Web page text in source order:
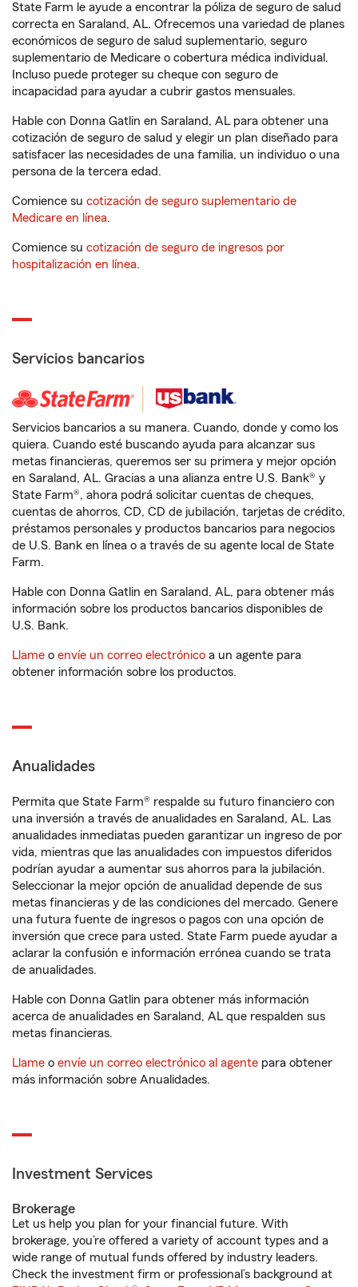
State Farm le ayude a encontrar la póliza de seguro de salud
correcta en Saraland, AL. Ofrecemos una variedad de planes
económicos de seguro de salud suplementario, seguro
suplementario de Medicare o cobertura médica individual.
Incluso puede proteger su cheque con seguro de
incapacidad para ayudar a cubrir gastos mensuales.
Hable con Donna Gatlin en Saraland, AL para obtener una
cotización de seguro de salud y elegir un plan diseñado para
satisfacer las necesidades de una familia, un individuo o una
persona de la tercera edad.
Comience su cotización de seguro suplementario de
Medicare en línea.
Comience su cotización de seguro de ingresos por
hospitalización en línea.
Servicios bancarios
Servicios bancarios a su manera. Cuando, donde y como los
quiera. Cuando esté buscando ayuda para alcanzar sus
metas financieras, queremos ser su primera y mejor opción
en Saraland, AL. Gracias a una alianza entre U.S. Bank® y
State Farm®, ahora podrá solicitar cuentas de cheques,
cuentas de ahorros, CD, CD de jubilación, tarjetas de crédito,
préstamos personales y productos bancarios para negocios
de U.S. Bank en línea o a través de su agente local de State
Farm.
Hable con Donna Gatlin en Saraland, AL, para obtener más
información sobre los productos bancarios disponibles de
U.S. Bank.
Llame o envíe un correo electrónico a un agente para
obtener información sobre los productos.
Anualidades
Permita que State Farm® respalde su futuro financiero con
una inversión a través de anualidades en Saraland, AL. Las
anualidades inmediatas pueden garantizar un ingreso de por
vida, mientras que las anualidades con impuestos diferidos
podrían ayudar a aumentar sus ahorros para la jubilación.
Seleccionar la mejor opción de anualidad depende de sus
metas financieras y de las condiciones del mercado. Genere
una futura fuente de ingresos o pagos con una opción de
inversión que crece para usted. State Farm puede ayudar a
aclarar la confusión e información errónea cuando se trata
de anualidades.
Hable con Donna Gatlin para obtener más información
acerca de anualidades en Saraland, AL que respalden sus
metas financieras.
Llame o envíe un correo electrónico al agente para obtener
más información sobre Anualidades.
Investment Services
Brokerage
Let us help you plan for your financial future. With
brokerage, you’re offered a variety of account types and a
wide range of mutual funds offered by industry leaders.
Check the investment firm or professional’s background at